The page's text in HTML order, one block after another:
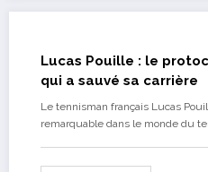
Lucas Pouille : le
qui a sauvé sa carrière
Le tennisman français Lucas
remarquable dans le monde du